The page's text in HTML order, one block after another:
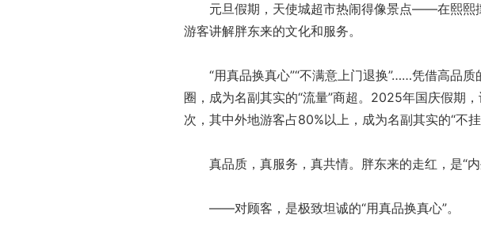
元旦假期，天使城超市热闹得像景点——在熙熙
游客讲解胖东来的文化和服务。
“用真品换真心”“不满意上门退换”……凭借高品质
圈，成为名副其实的“流量”商超。2025年国庆假期
次，其中外地游客占80%以上，成为名副其实的“不挂
真品质，真服务，真共情。胖东来的走红，是“内
——对顾客，是极致坦诚的“用真品换真心”。